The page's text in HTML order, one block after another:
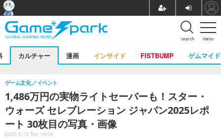
menu
search
カルチャー 漫画 インサイド FISTBUMP ゲムマイド
1,486万円の実物ライトセーバーも！スター・
ウォーズ セレブレーション ジャパン2025レポ
ート 30枚目の写真・画像
ゲーム文化 イベント
2025.5.13 Tue 19:00